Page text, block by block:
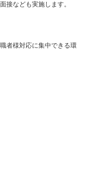
接なども実施します。
者様対応に集中できる環